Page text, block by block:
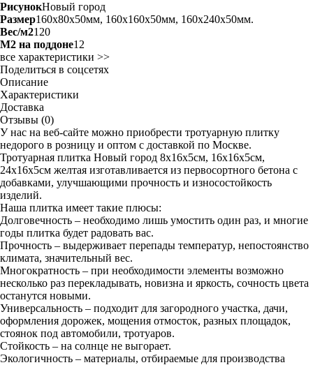
РисунокНовый город
Размер160x80x50мм, 160x160x50мм, 160x240x50мм.
Вес/м2120
М2 на поддоне12
все характеристики >>
Поделиться в соцсетях
Описание
Характеристики
Доставка
Отзывы (0)
У нас на веб-сайте можно приобрести тротуарную плитку
недорого в розницу и оптом с доставкой по Москве.
Тротуарная плитка Новый город 8х16х5см, 16х16х5см,
24х16х5см желтая изготавливается из первосортного бетона с
добавками, улучшающими прочность и износостойкость
изделий.
Наша плитка имеет такие плюсы:
Долговечность – необходимо лишь умостить один раз, и многие
годы плитка будет радовать вас.
Прочность – выдерживает перепады температур, непостоянство
климата, значительный вес.
Многократность – при необходимости элементы возможно
несколько раз перекладывать, новизна и яркость, сочность цвета
останутся новыми.
Универсальность – подходит для загородного участка, дачи,
оформления дорожек, мощения отмосток, разных площадок,
стоянок под автомобили, тротуаров.
Стойкость – на солнце не выгорает.
Экологичность – материалы, отбираемые для производства